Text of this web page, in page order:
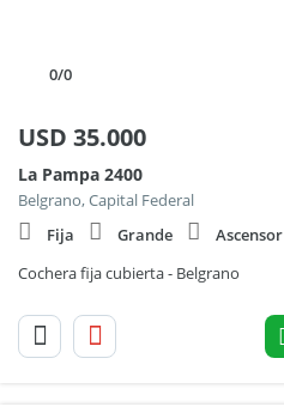
0/0
USD 35.000
La Pampa 2400
Belgrano, Capital Federal
Fija
Grande
Ascensor
Cochera fija cubierta - Belgrano